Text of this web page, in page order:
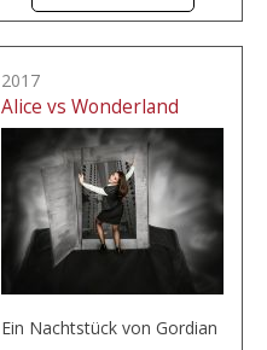
2017
Alice vs Wonderland
Ein Nachtstück von Gordian